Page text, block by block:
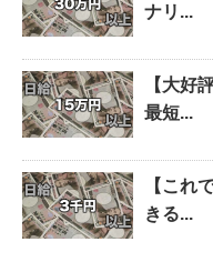
ナリ...
【大好
最短...
【これ
きる...